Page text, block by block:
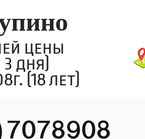
цены
дня)
(18 лет)